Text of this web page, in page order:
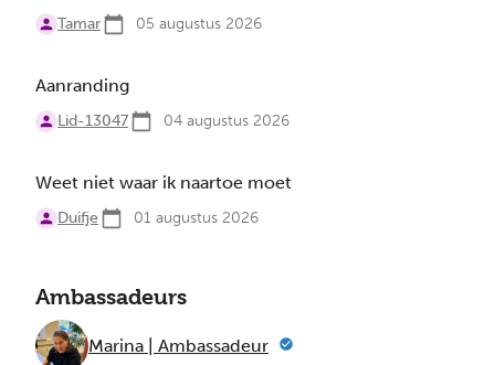
Tamar 05 augustus 2026
Aanranding
Lid-13047 04 augustus 2026
Weet niet waar ik naartoe moet
Duifje 01 augustus 2026
Ambassadeurs
Marina | Ambassadeur